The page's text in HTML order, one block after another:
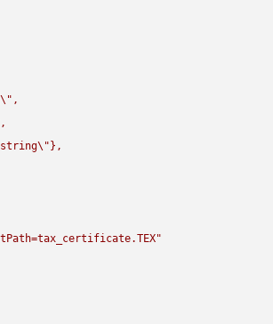
\" ,
,
string\" },